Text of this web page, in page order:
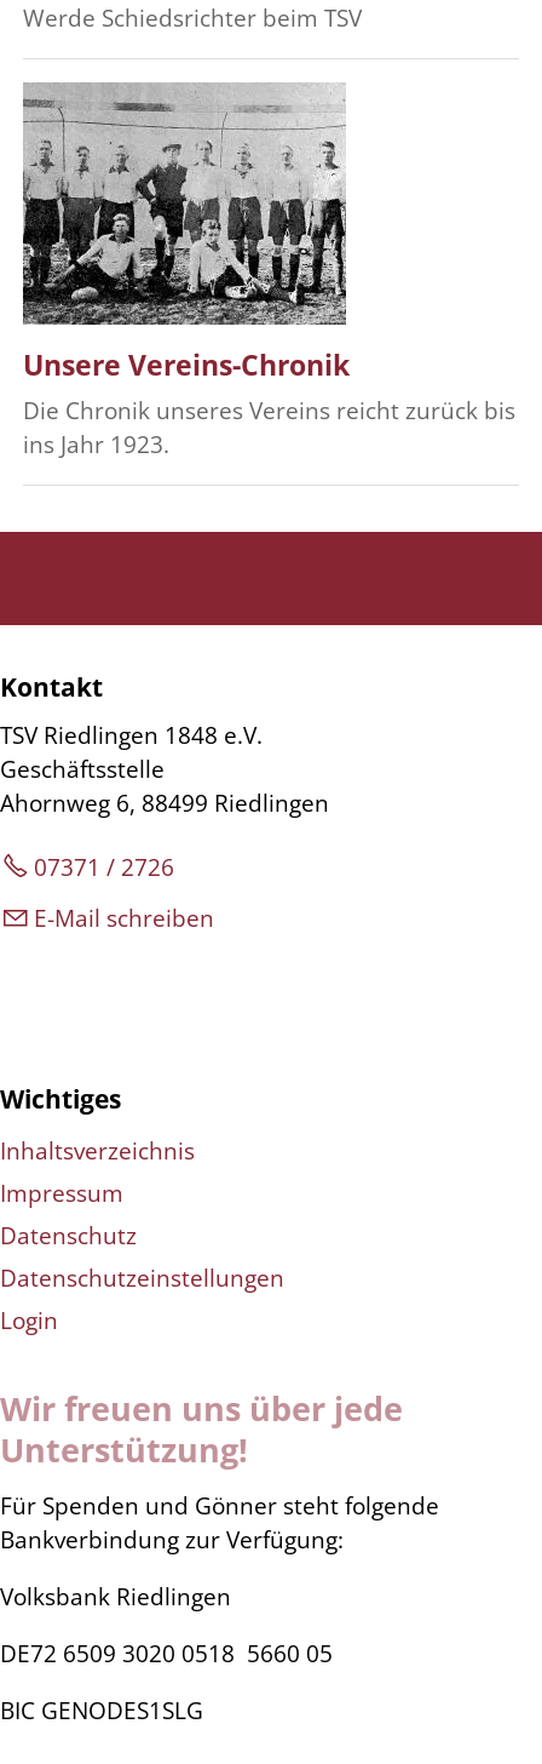
Werde Schiedsrichter beim TSV
Unsere Vereins-Chronik
Die Chronik unseres Vereins reicht zurück bis
ins Jahr 1923.
Kontakt
TSV Riedlingen 1848 e.V.
Geschäftsstelle
Ahornweg 6, 88499 Riedlingen
07371 / 2726
E-Mail schreiben
Wichtiges
Inhaltsverzeichnis
Impressum
Datenschutz
Datenschutzeinstellungen
Login
Wir freuen uns über jede
Unterstützung!
Für Spenden und Gönner steht folgende
Bankverbindung zur Verfügung:
Volksbank Riedlingen
DE72 6509 3020 0518 5660 05
BIC GENODES1SLG